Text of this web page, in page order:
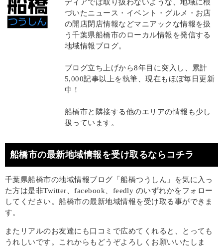
ディアでは取り扱わないような、地域に根
づいたニュース・イベント・グルメ・お店
の開店閉店情報などマニアックな情報を扱
う千葉県船橋市のローカル情報を発信する
地域情報ブログ。
ブログ立ち上げから8年目に突入し、累計
5,000記事以上を執筆、現在もほぼ毎日更新
中！
船橋市と隣接する他のエリアの情報も少し
扱っています。
船橋市の最新地域情報を受け取るならコチラ
千葉県船橋市の地域情報ブログ「船橋つうしん」を気に入っ
た方は是非Twitter、facebook、feedly のいずれかをフォロー
してください。船橋市の最新地域情報を受け取る事ができま
す。
またリアルのお友達にも口コミで広めてくれると、とっても
うれしいです。これからもどうぞよろしくお願いいたしま